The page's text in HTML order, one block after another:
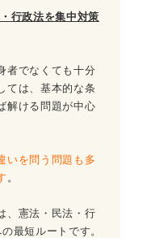
行政法を集中対策
者でなくても十分
ては、基本的な条
解ける問題が中心
いを問う問題も多
。
、憲法・民法・行
最短ルートです。